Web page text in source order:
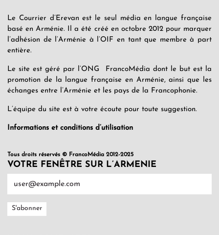
Le Courrier d’Erevan est le seul média en langue française
basé en Arménie. Il a été créé en octobre 2012 pour marquer
l’adhésion de l’Arménie à l’OIF en tant que membre à part
entière.
Le site est géré par l’ONG FrancoMédia dont le but est la
promotion de la langue française en Arménie, ainsi que les
échanges entre l’Arménie et les pays de la Francophonie.
L’équipe du site est à votre écoute pour toute suggestion.
Informations et conditions d’utilisation
Tous droits réservés © FrancoMédia 2012-2025
VOTRE FENÊTRE SUR L’ARMENIE